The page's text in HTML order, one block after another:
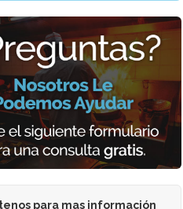
para mas información